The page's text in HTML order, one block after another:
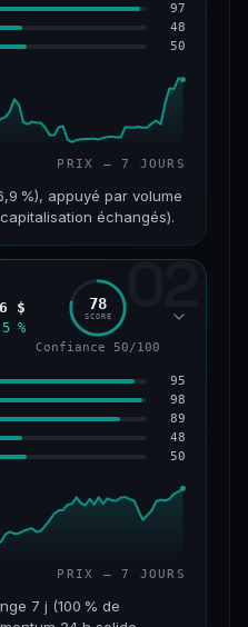
97
48
50
PRIX — 7 JOURS
%), appuyé par volume
échangés).
VOLUME 24 H
VAR. 30 J
−10,2 %
43/100
02
$
%
78
SCORE
Confiance 50/100
95
98
89
48
50
PRIX — 7 JOURS
7 j (100 % de